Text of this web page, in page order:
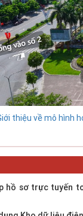
thiệu về mô hình
hồ sơ trực tuyến